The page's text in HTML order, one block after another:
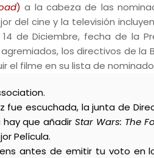
) a la cabeza de las
del cine y la televisión
de Diciembre, fecha de la
los directivos de la
el filme en su lista de
escuchada, la junta de
hay que añadirStar Wars: The
Película.
antes de emitir tu voto en